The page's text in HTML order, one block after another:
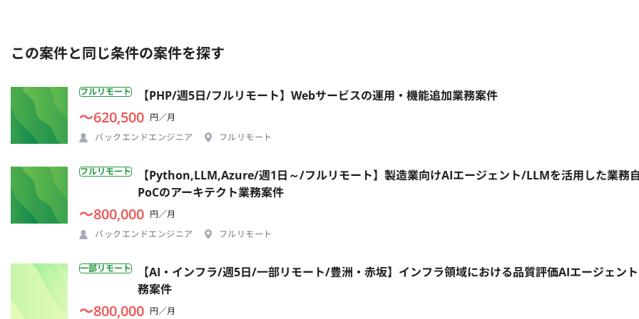
この案件と同じ条件の案件を探す
フルリモート 【PHP/週5日/フルリモート】Webサービスの運用・機能追加業務案件
〜620,500 円／月
バックエンドエンジニア
フルリモート
フルリモート
【Python,LLM,Azure/週1日～/フルリモート】製造業向けAIエージェント/LLMを活用した業務
PoCのアーキテクト業務案件
〜800,000 円／月
バックエンドエンジニア
フルリモート
一部リモート
【AI・インフラ/週5日/一部リモート/豊洲・赤坂】インフラ領域における品質評価AIエージェン
務案件
〜800,000 円／月